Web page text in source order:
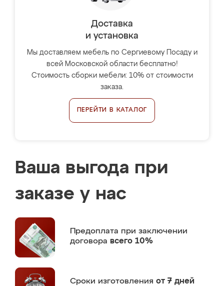
Доставка
и установка
Мы доставляем мебель по Сергиевому Посаду и
всей Московской области бесплатно!
Стоимость сборки мебели: 10% от стоимости
заказа.
ПЕРЕЙТИ В КАТАЛОГ
Ваша выгода при
заказе у нас
Предоплата при заключении
договора всего 10%
Сроки изготовления от 7 дней